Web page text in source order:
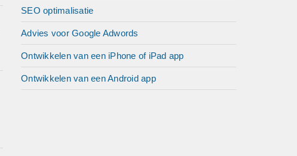
SEO optimalisatie
Advies voor Google Adwords
Ontwikkelen van een iPhone of iPad app
Ontwikkelen van een Android app